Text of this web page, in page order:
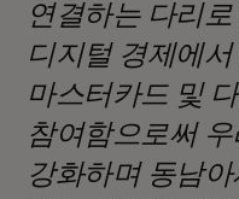
연결하는 다리
디지털 경제에
마스터카드 및
참여함으로써
강화하며 동남